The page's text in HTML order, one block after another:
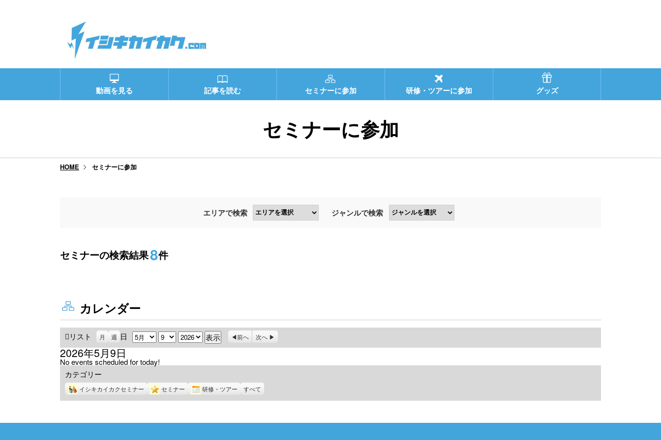
動画を見る 記事を読む セミナーに参加 研修・ツアーに参加 グッズ
セミナーに参加
HOME セミナーに参加
エリアで検索 ジャンルで検索
セミナーの検索結果8件
カレンダー
リスト
示
月 週 日 月 日 年 前へ 次へ
2026年5月9日
No events scheduled for today!
カテゴリー
イシキカイカクセミナー セミナー 研修・ツアー すべて